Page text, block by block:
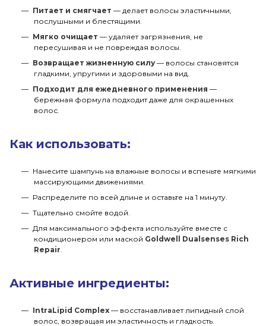
Питает и смягчает — делает волосы эластичными,
послушными и блестящими.
Мягко очищает — удаляет загрязнения, не
пересушивая и не повреждая волосы.
Возвращает жизненную силу— волосы становятся
гладкими, упругими и здоровыми на вид.
Подходит для ежедневного применения —
бережная формула подходит даже для окрашенных
волос.
Как использовать:
Нанесите шампунь на влажные волосы и вспеньте мягкими
массирующими движениями.
Распределите по всей длине и оставьте на 1 минуту.
Тщательно смойте водой.
Для максимального эффекта используйте вместе с
кондиционером или маской Goldwell Dualsenses Rich
Repair
Активные ингредиенты:
IntraLipid Complex — восстанавливает липидный слой
волос, возвращая им эластичность и гладкость.